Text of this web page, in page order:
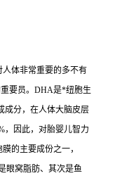
体非常重要的多不有
要员。DHA是*纽胞生
成分，在人体大脑皮层
，因此，对胎婴儿智力
的主要成份之一，
眼窝脂肪、其次是鱼